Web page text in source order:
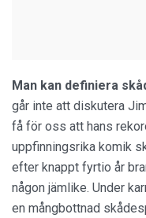
Man kan definiera
går inte att diskutera
få för oss att hans
uppfinningsrika komik
efter knappt fyrtio år
någon jämlike. Under
en mångbottnad